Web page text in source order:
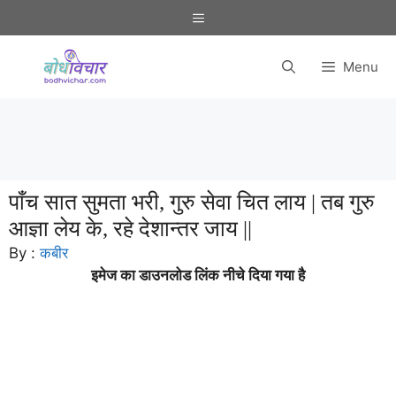
to
Menu
Menu
पाँच सात सुमता भरी, गुरु सेवा चित लाय | तब गुरु
आज्ञा लेय के, रहे देशान्तर जाय ||
By :कबीर
इमेज का डाउनलोड लिंक नीचे दिया गया है